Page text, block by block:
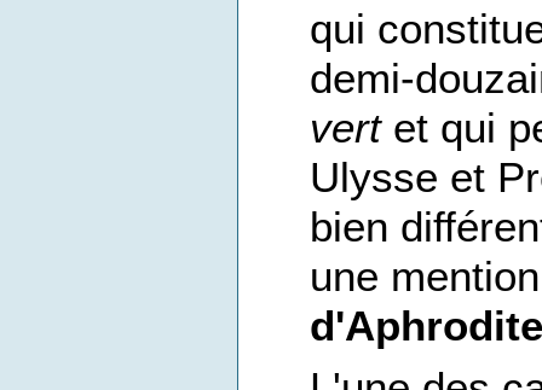
qui
demi-
vertet qui
Ulysse et
bien
une